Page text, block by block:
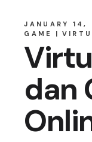
JANUARY 14,
GAME
dan